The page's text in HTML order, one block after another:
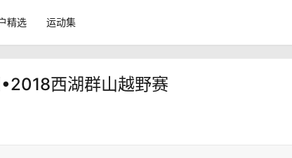
精选 运动集
西湖群山越野赛